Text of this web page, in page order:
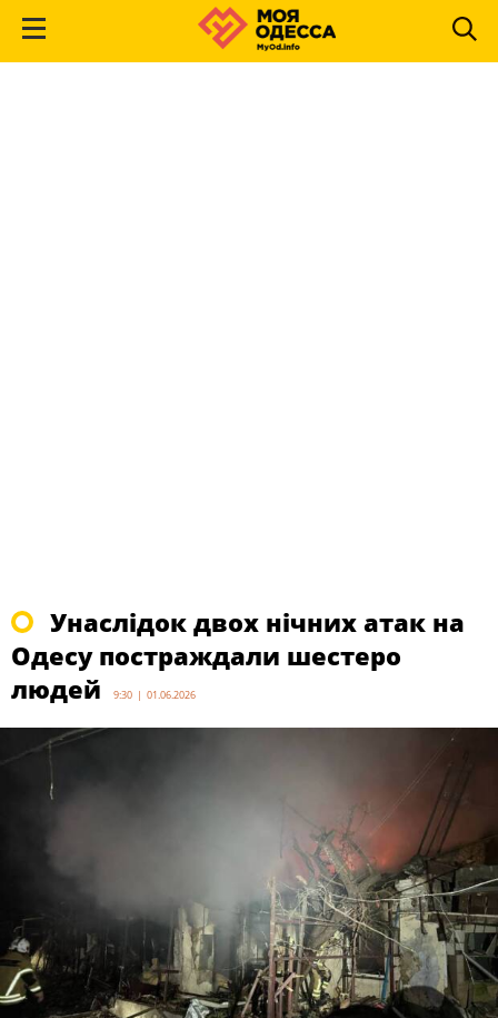
Унаслідок двох нічних атак на
Одесу постраждали шестеро
людей
9:30 | 01.06.2026